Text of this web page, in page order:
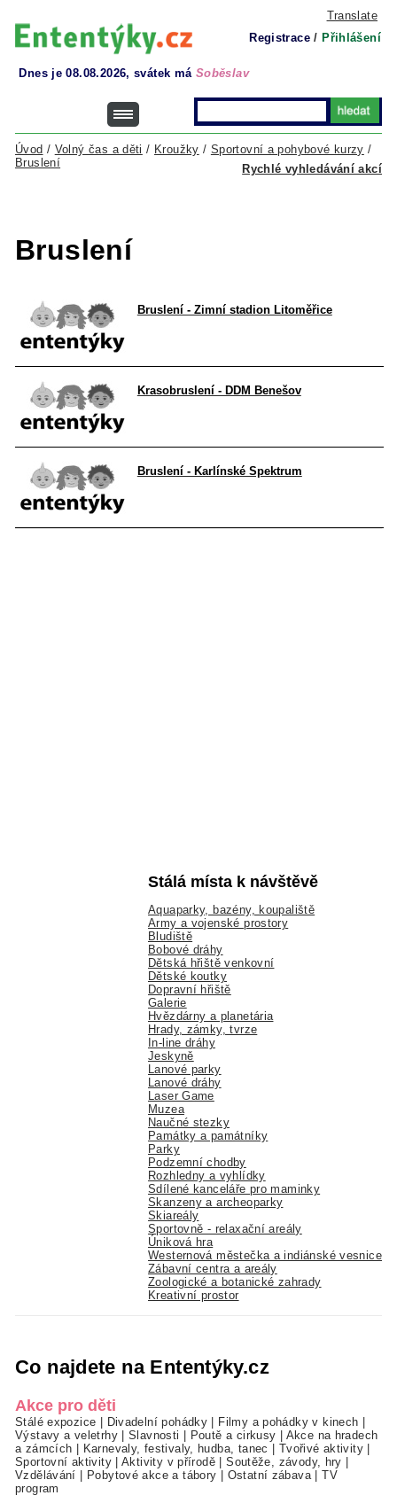
Translate
Registrace / Přihlášení
Dnes je 08.08.2026, svátek má Soběslav
Rychlé vyhledávání akcí
Úvod / Volný čas a děti / Kroužky / Sportovní a pohybové kurzy /
Bruslení
Bruslení
Bruslení - Zimní stadion Litoměřice
Krasobruslení - DDM Benešov
Bruslení - Karlínské Spektrum
Stálá místa k návštěvě
Aquaparky, bazény, koupaliště
Army a vojenské prostory
Bludiště
Bobové dráhy
Dětská hřiště venkovní
Dětské koutky
Dopravní hřiště
Galerie
Hvězdárny a planetária
Hrady, zámky, tvrze
In-line dráhy
Jeskyně
Lanové parky
Lanové dráhy
Laser Game
Muzea
Naučné stezky
Památky a památníky
Parky
Podzemní chodby
Rozhledny a vyhlídky
Sdílené kanceláře pro maminky
Skanzeny a archeoparky
Skiareály
Sportovně - relaxační areály
Úniková hra
Westernová městečka a indiánské vesnice
Zábavní centra a areály
Zoologické a botanické zahrady
Kreativní prostor
Co najdete na Ententýky.cz
Akce pro děti
Stálé expozice Divadelní pohádky Filmy a pohádky v kinech
Výstavy a veletrhy|Slavnosti Poutě a cirkusy
Akce na hradech
a zámcích
Karnevaly, festivaly, hudba, tanec Tvořivé aktivity
Sportovní aktivity|Aktivity v přírodě |Soutěže, závody, hry
Vzdělávání
Pobytové akce a tábory Ostatní zábava |TV
program